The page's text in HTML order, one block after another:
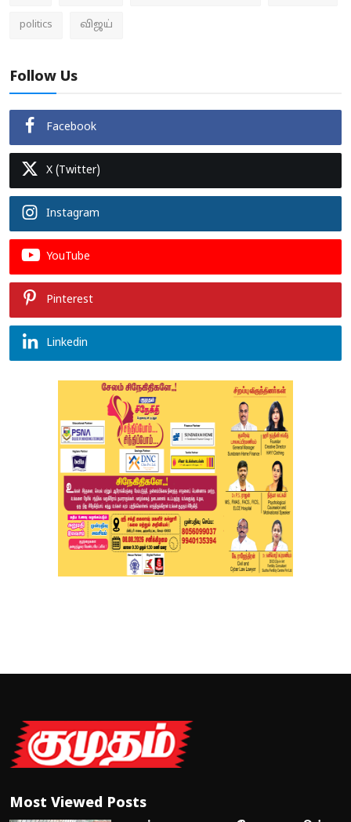
politics விஜய்
Follow Us
Facebook
X (Twitter)
Instagram
YouTube
Pinterest
Linkedin
Most Viewed Posts